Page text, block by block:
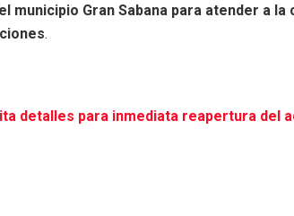
municipio Gran Sabana para atender a la
.
detalles para inmediata reapertura del